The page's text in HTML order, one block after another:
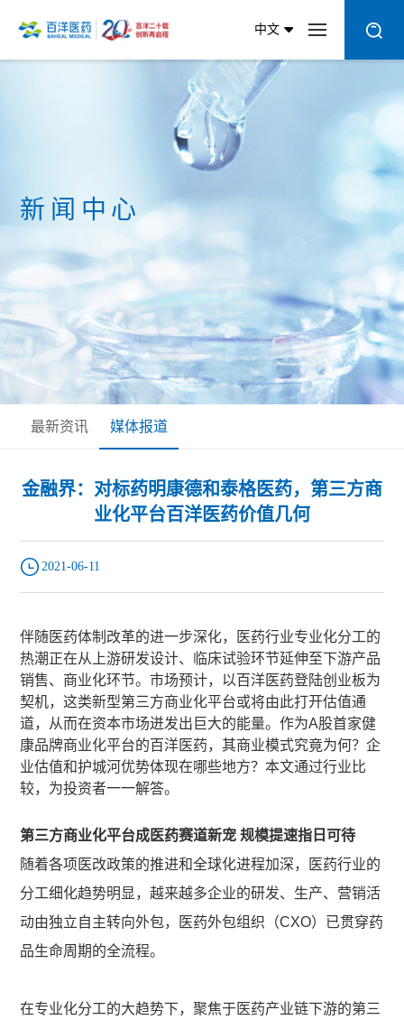
中文
新闻中心
最新资讯 媒体报道
金融界：对标药明康德和泰格医药，第三方商
业化平台百洋医药价值几何
2021-06-11
伴随医药体制改革的进一步深化，医药行业专业化分工的
热潮正在从上游研发设计、临床试验环节延伸至下游产品
销售、商业化环节。市场预计，以百洋医药登陆创业板为
契机，这类新型第三方商业化平台或将由此打开估值通
道，从而在资本市场迸发出巨大的能量。作为A股首家健
康品牌商业化平台的百洋医药，其商业模式究竟为何？企
业估值和护城河优势体现在哪些地方？本文通过行业比
较，为投资者一一解答。
第三方商业化平台成医药赛道新宠 规模提速指日可待
随着各项医改政策的推进和全球化进程加深，医药行业的
分工细化趋势明显，越来越多企业的研发、生产、营销活
动由独立自主转向外包，医药外包组织（CXO）已贯穿药
品生命周期的全流程。
在专业化分工的大趋势下，聚焦于医药产业链下游的第三